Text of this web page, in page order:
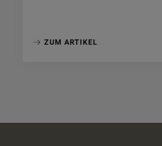
ZUM ARTIKEL